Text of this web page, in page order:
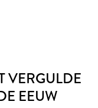
VERGULDE
EEUW